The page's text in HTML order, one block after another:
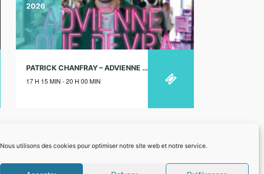
Nous utilisons des cookies pour optimiser notre site web et notre service.
2026
PATRICK CHANFRAY – ADVIENNE QUE DEVRA ! – LE POINT VIRGULE, PARIS – 28/02/2026
17 H 15 MIN - 20 H 00 MIN